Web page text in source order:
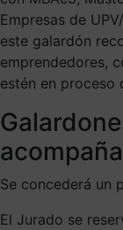
Empresas de
este galardón
emprendedores,
estén en proceso
Se concederá un
El Jurado se